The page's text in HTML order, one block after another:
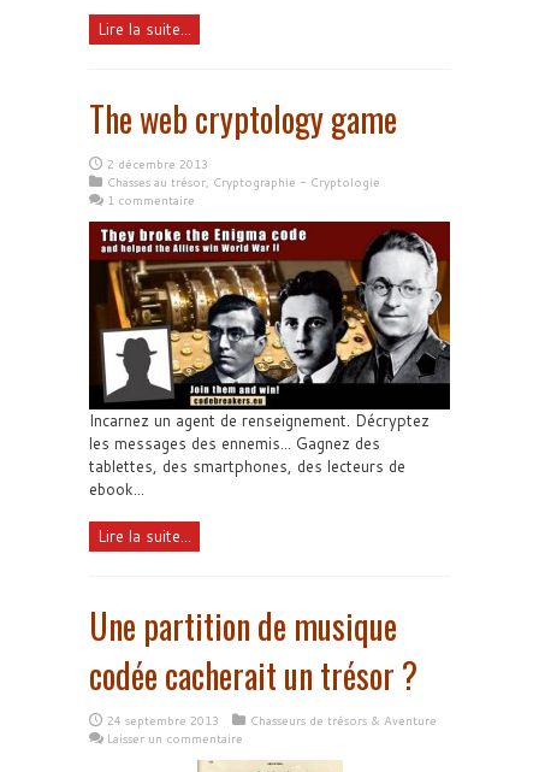
Lire la suite...
The web cryptology game
2 décembre 2013
Chasses au trésor Cryptographie - Cryptologie
1 commentaire
Incarnez un agent de renseignement. Décryptez
les messages des ennemis... Gagnez des
tablettes, des smartphones, des lecteurs de
ebook...
Lire la suite...
Une partition de musique
codée cacherait un trésor ?
24 septembre 2013
Chasseurs de trésors & Aventure
Laisser un commentaire